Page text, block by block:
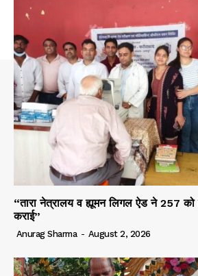
“तारा नेत्रालय व ह्यूमन लिगल ऐड ने 257
कराई”
Anurag Sharma - August 2, 2026